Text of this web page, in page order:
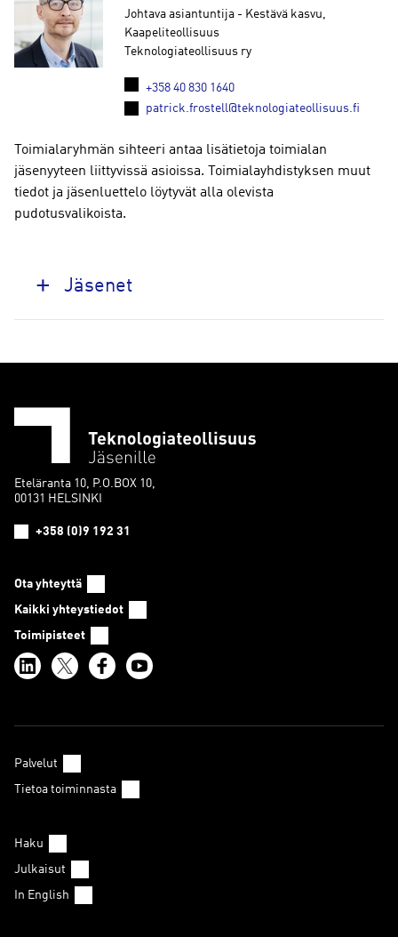
Johtava asiantuntija - Kestävä kasvu,
Kaapeliteollisuus
Teknologiateollisuus ry
+358 40 830 1640
patrick.frostell@teknologiateollisuus.fi
Toimialaryhmän sihteeri antaa lisätietoja toimialan
jäsenyyteen liittyvissä asioissa. Toimialayhdistyksen muut
tiedot ja jäsenluettelo löytyvät alla olevista
pudotusvalikoista.
Jäsenet
Eteläranta 10, P.O.BOX 10,
00131 HELSINKI
+358 (0)9 192 31
Ota yhteyttä
Kaikki yhteystiedot
Toimipisteet
Palvelut
Tietoa toiminnasta
Haku
Julkaisut
In English